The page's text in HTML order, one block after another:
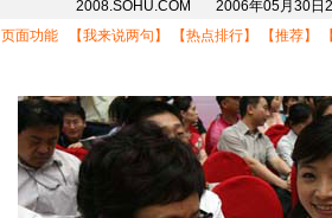
2008.SOHU.COM 2006年05月30
页面功能 【我来说两句 】 【热点排行】 【推荐】